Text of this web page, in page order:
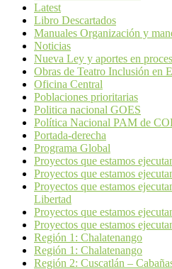
Latest
Libro Descartados
Manuales Organización y
Noticias
Nueva Ley y aportes en
Obras de Teatro Inclusión en
Oficina Central
Poblaciones prioritarias
Politica nacional GOES
Política Nacional PAM de
Portada-derecha
Programa Global
Proyectos que estamos
Proyectos que estamos
Proyectos que estamos
Libertad
Proyectos que estamos
Proyectos que estamos
Región 1: Chalatenango
Región 1: Chalatenango
Región 2: Cuscatlán –